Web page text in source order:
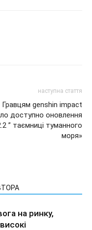
наступна стаття
Гравцям genshin impact
доступно оновлення
” таємниці туманного
моря»
на ринку,